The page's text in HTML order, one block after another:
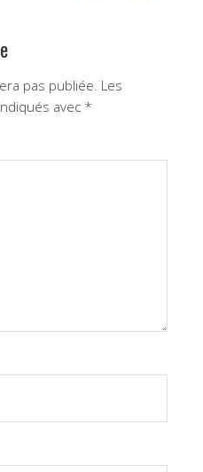
pas publiée. Les
avec *